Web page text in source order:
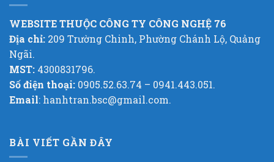
WEBSITE THUỘC CÔNG TY CÔNG NGHỆ 76
Địa chỉ: 209 Trường Chinh, Phường Chánh Lộ, Quảng
Ngãi.
MST: 4300831796.
Số điện thoại: 0905.52.63.74 – 0941.443.051.
Email: hanhtran.bsc@gmail.com.
BÀI VIẾT GẦN ĐÂY